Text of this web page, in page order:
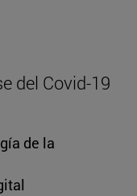
del Covid-19
de la